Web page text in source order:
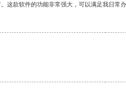
这款软件的功能非常强大，可以满足我日常